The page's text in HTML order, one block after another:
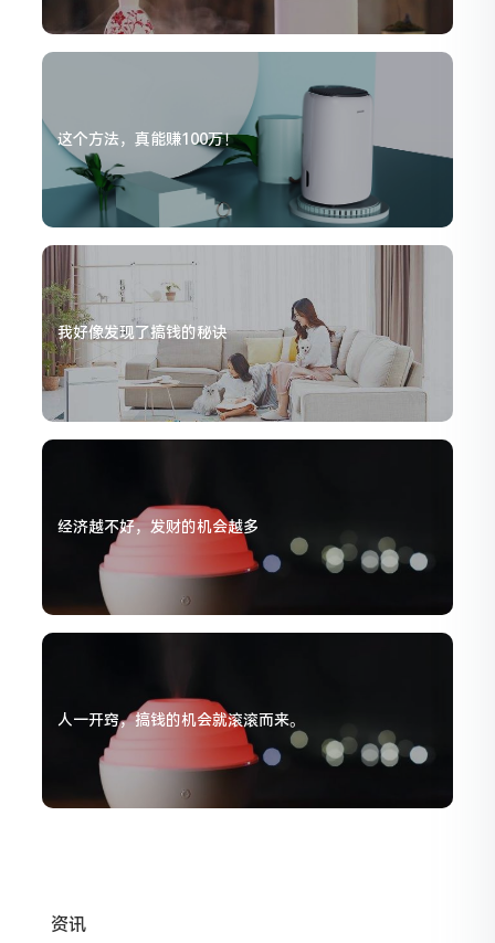
这个方法，真能赚100万！
我好像发现了搞钱的秘诀
经济越不好，发财的机会越多
人一开窍，搞钱的机会就滚滚而来。
资讯